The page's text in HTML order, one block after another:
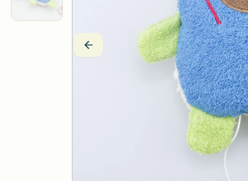
Wärmekissen
Stoffpuppen
Drei Blätter
Efie
Estia